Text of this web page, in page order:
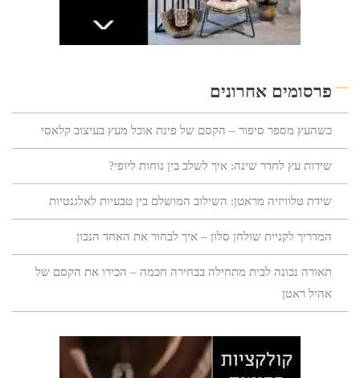
פרסומים אחרונים
כשהעץ מספר סיפור – הקסם של פינת אוכל מעץ בעיצוב קלאסי
שידות עץ לחדר שינה: איך לשלב בין נוחות ליופי?
שידת טלוויזיה מראטן: השילוב המושלם בין טבעיות לאלגנטיות
המדריך לקניית שולחן סלון – איך לבחור את האחד הנכון
תאורה נכונה לבית מתחילה בבחירה חכמה – הכירו את הקסם של
אהיל ראטן